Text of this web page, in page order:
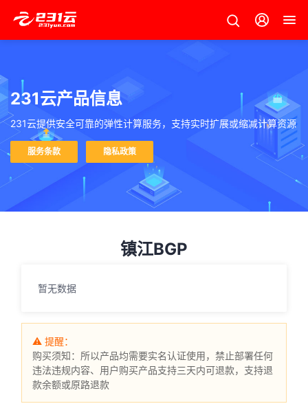
231云产品信息
231云提供安全可靠的弹性计算服务，支持实时扩展或缩减计算资源
服务条款 隐私政策
镇江BGP
暂无数据
⚠ 提醒：
购买须知：所以产品均需要实名认证使用，禁止部署任何
违法违规内容、用户购买产品支持三天内可退款，支持退
款余额或原路退款